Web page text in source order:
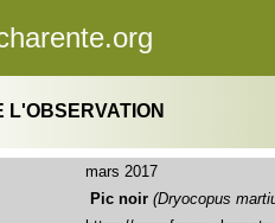
L'OBSERVATION
mars 2017
Pic noir (Dryocopus